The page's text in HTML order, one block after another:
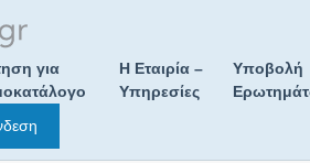
για
Η Εταιρία –
Υπηρεσίες
Υποβολή